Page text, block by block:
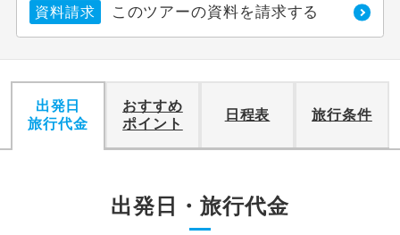
資料請求 このツアーの資料を請求する
出発日
旅行代金
おすすめ
ポイント
日程表 旅行条件
出発日・旅行代金